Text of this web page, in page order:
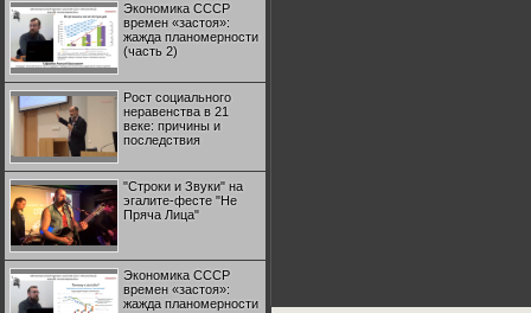
Экономика СССР
времен «застоя»:
жажда планомерности
(часть 2)
Рост социального
неравенства в 21
веке: причины и
последствия
"Строки и Звуки" на
эгалите-фесте "Не
Пряча Лица"
Экономика СССР
времен «застоя»:
жажда планомерности